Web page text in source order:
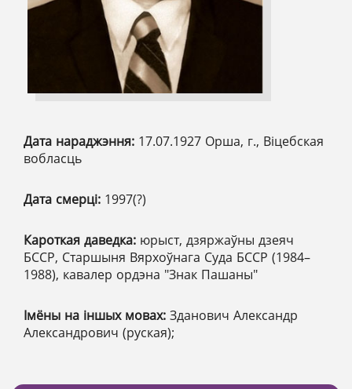
Дата нараджэння: 17.07.1927 Орша, г., Віцебская
вобласць
Дата смерці: 1997(?)
Кароткая даведка: юрыст, дзяржаўны дзеяч
БССР, Старшыня Вярхоўнага Суда БССР (1984–
1988), кавалер ордэна "Знак Пашаны"
Імёны на іншых мовах: Зданович Александр
Александрович (руская);